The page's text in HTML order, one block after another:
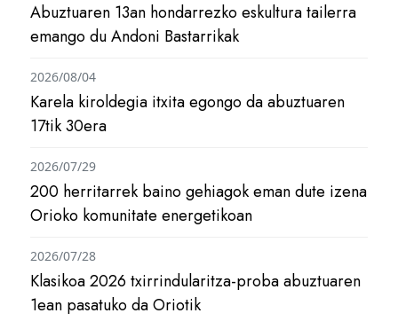
Abuztuaren 13an hondarrezko eskultura tailerra
emango du Andoni Bastarrikak
Karela kiroldegia itxita egongo da abuztuaren
17tik 30era
2026/08/04
200 herritarrek baino gehiagok eman dute izena
Orioko komunitate energetikoan
2026/07/29
Klasikoa 2026 txirrindularitza-proba abuztuaren
1ean pasatuko da Oriotik
2026/07/28